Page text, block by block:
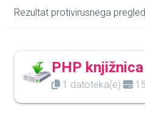
Rezultat protivirusnega
PHP knjižnica
1 datoteka(e)